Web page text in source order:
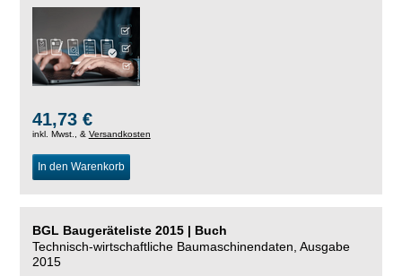
41,73 €
inkl. Mwst., & Versandkosten
In den Warenkorb
BGL Baugeräteliste 2015 | Buch
Technisch-wirtschaftliche Baumaschinendaten, Ausgabe
2015